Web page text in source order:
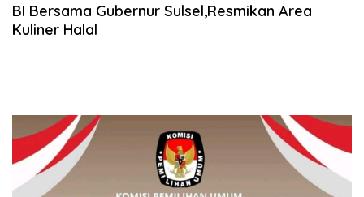
BI Bersama Gubernur Sulsel,Resmikan Area
Kuliner Halal